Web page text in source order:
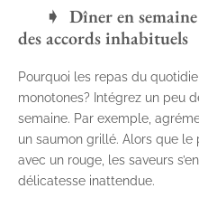
Dîner en
des accords inhabituels
Pourquoi les repas du
monotones? Intégrez un peu
semaine. Par exemple,
un saumon grillé. Alors que
avec un rouge, les saveurs
délicatesse inattendue.